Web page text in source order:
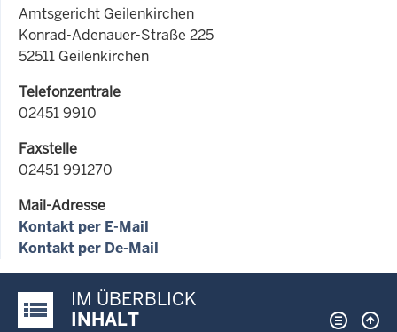
Amtsgericht Geilenkirchen
Konrad-Adenauer-Straße 225
52511 Geilenkirchen
Telefonzentrale
02451 9910
Faxstelle
02451 991270
Mail-Adresse
Kontakt per E-Mail
Kontakt per De-Mail
Justiz-Portal im Überblick:
IM ÜBERBLICK
INHALT